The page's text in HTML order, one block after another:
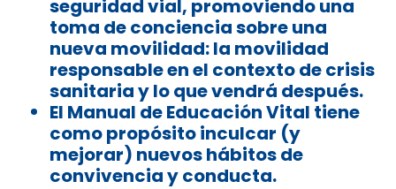
seguridad vial, promoviendo una
toma de conciencia sobre una
nueva movilidad: la movilidad
responsable en el contexto de crisis
sanitaria y lo que vendrá después.
El Manual de Educación Vital tiene
como propósito inculcar (y
mejorar) nuevos hábitos de
convivencia y conducta.